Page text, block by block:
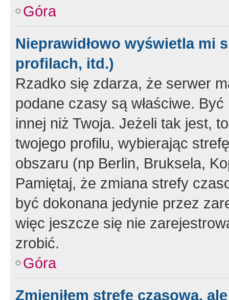
Góra
Nieprawidłowo wyświetla mi
profilach, itd.)
Rzadko się zdarza, że serwer
podane czasy są właściwe.
innej niż Twoja. Jeżeli tak jest,
twojego profilu, wybierając
obszaru (np Berlin, Bruksela,
Pamiętaj, że zmiana strefy
być dokonana jedynie przez
więc jeszcze się nie
zrobić.
Góra
Zmieniłem strefę czasową,